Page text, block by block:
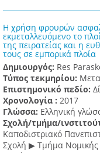
Η χρήση φρουρών
εκμεταλλευόμενο το
της πειρατείας και η
τους σε εμπορικά πλοία
Δημιουργός: Res
Τύπος τεκμηρίου:
Επιστημονικό πεδίο:
Χρονολογία : 2017
Γλώσσα: Ελληνική
Σχολή/τμήμα/
Καποδιστριακό
Σχολή ▶ Τμήμα Νομικής